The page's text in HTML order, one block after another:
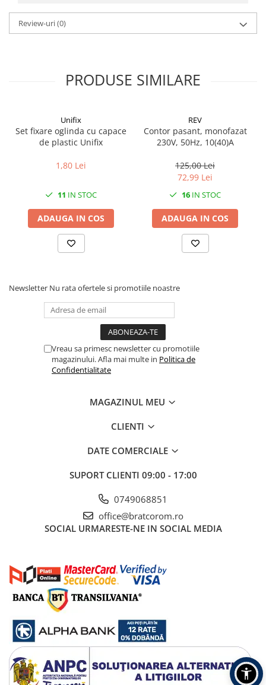
Suporturi lumanari
Maturi, Mopuri si galeti
Servetele umede
Solutii universale
Aparate pentru stropit gradina
Articole antidaunatori gradina
Lampi solare
Leagane copii
Panouri si elemente gard
Programatoare stropire
Termometre Meteo
HoReCa
Balsam de rufe profesional
Detergenti de vase profesionali
Pentru masini de spalat si polish
Pentru spalare manuala
Detergenti lichizi profesionali
Igiena si Ingrijire personala
Review-uri(0)
PRODUSE SIMILARE
Unifix
Set fixare oglinda cu capace
de plastic Unifix
1,80 Lei
11 IN STOC
ADAUGA IN COS
REV
Contor pasant, monofazat
230V, 50Hz, 10(40)A
125,00 Lei
72,99 Lei
16 IN STOC
ADAUGA IN COS
Newsletter Nu rata ofertele si promotiile noastre
Vreau sa primesc newsletter cu promotiile
magazinului. Afla mai multe in Politica de
Confidentialitate
MAGAZINUL MEU
CLIENTI
DATE COMERCIALE
SUPORT CLIENTI 09:00 - 17:00
0749068851
office@bratcorom.ro
SOCIAL URMARESTE-NE IN SOCIAL MEDIA